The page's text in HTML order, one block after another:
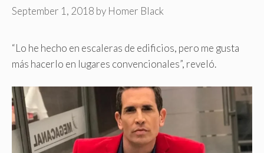
September 1, 2018 by Homer Black
“Lo he hecho en escaleras de edificios, pero me gusta
más hacerlo en lugares convencionales”, reveló.